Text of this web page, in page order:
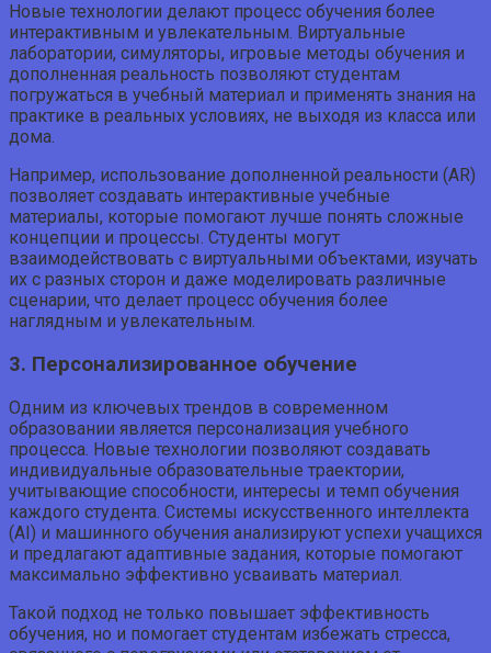
Новые технологии делают процесс обучения более
интерактивным и увлекательным. Виртуальные
лаборатории, симуляторы, игровые методы обучения и
дополненная реальность позволяют студентам
погружаться в учебный материал и применять знания на
практике в реальных условиях, не выходя из класса или
дома.
Например, использование дополненной реальности (AR)
позволяет создавать интерактивные учебные
материалы, которые помогают лучше понять сложные
концепции и процессы. Студенты могут
взаимодействовать с виртуальными объектами, изучать
их с разных сторон и даже моделировать различные
сценарии, что делает процесс обучения более
наглядным и увлекательным.
3. Персонализированное обучение
Одним из ключевых трендов в современном
образовании является персонализация учебного
процесса. Новые технологии позволяют создавать
индивидуальные образовательные траектории,
учитывающие способности, интересы и темп обучения
каждого студента. Системы искусственного интеллекта
(AI) и машинного обучения анализируют успехи учащихся
и предлагают адаптивные задания, которые помогают
максимально эффективно усваивать материал.
Такой подход не только повышает эффективность
обучения, но и помогает студентам избежать стресса,